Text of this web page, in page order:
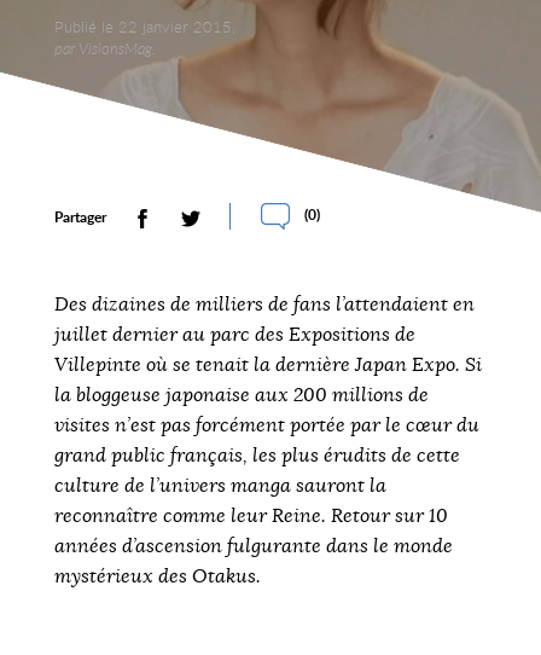
Publié le 22 janvier 2015,
par VisionsMag.
Partager (0)
Des dizaines de milliers de fans l’attendaient en
juillet dernier au parc des Expositions de
Villepinte où se tenait la dernière Japan Expo. Si
la bloggeuse japonaise aux 200 millions de
visites n’est pas forcément portée par le cœur du
grand public français, les plus érudits de cette
culture de l’univers manga sauront la
reconnaître comme leur Reine. Retour sur 10
années d’ascension fulgurante dans le monde
mystérieux des Otakus.